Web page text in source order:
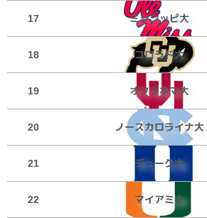
17 ミシシッピ大
18 コロラド大
19 オクラホマ大
20 ノースカロライナ大
21 デューク大
22 マイアミ大